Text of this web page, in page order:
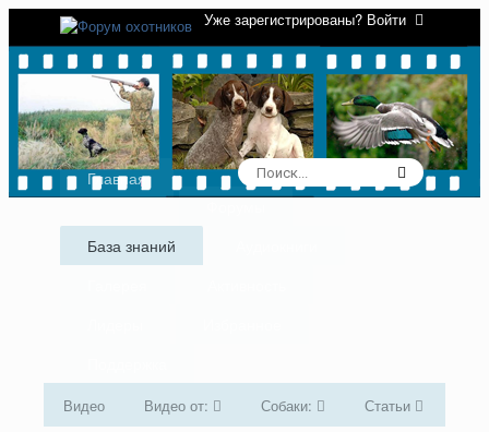
Уже зарегистрированы? Войти
Главная
База знаний
Видео Видео от: Собаки:
Статьи